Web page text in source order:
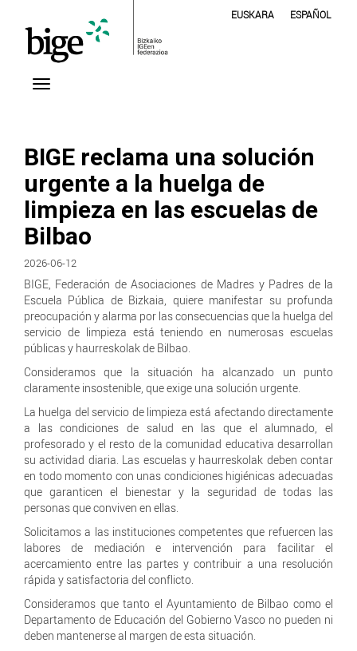
EUSKARA ESPAÑOL
BIGE reclama una solución
urgente a la huelga de
limpieza en las escuelas de
Bilbao
2026-06-12
BIGE, Federación de Asociaciones de Madres y Padres de la
Escuela Pública de Bizkaia, quiere manifestar su profunda
preocupación y alarma por las consecuencias que la huelga del
servicio de limpieza está teniendo en numerosas escuelas
públicas y haurreskolak de Bilbao.
Consideramos que la situación ha alcanzado un punto
claramente insostenible, que exige una solución urgente.
La huelga del servicio de limpieza está afectando directamente
a las condiciones de salud en las que el alumnado, el
profesorado y el resto de la comunidad educativa desarrollan
su actividad diaria. Las escuelas y haurreskolak deben contar
en todo momento con unas condiciones higiénicas adecuadas
que garanticen el bienestar y la seguridad de todas las
personas que conviven en ellas.
Solicitamos a las instituciones competentes que refuercen las
labores de mediación e intervención para facilitar el
acercamiento entre las partes y contribuir a una resolución
rápida y satisfactoria del conflicto.
Consideramos que tanto el Ayuntamiento de Bilbao como el
Departamento de Educación del Gobierno Vasco no pueden ni
deben mantenerse al margen de esta situación.